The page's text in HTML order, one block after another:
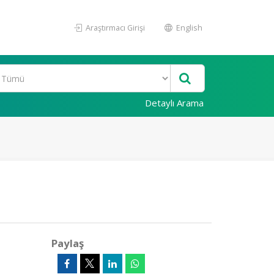
Araştırmacı Girişi English
Detaylı Arama
Paylaş